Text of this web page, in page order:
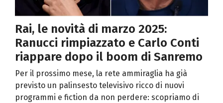
Rai, le novità di marzo 2025:
Ranucci rimpiazzato e Carlo Conti
riappare dopo il boom di Sanremo
Per il prossimo mese, la rete ammiraglia ha già
previsto un palinsesto televisivo ricco di nuovi
programmi e fiction da non perdere: scopriamo di